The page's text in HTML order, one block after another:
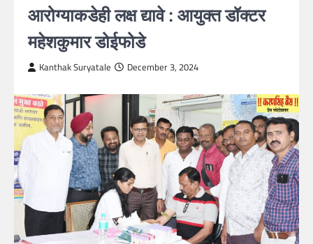
आरोग्याकडेही लक्ष द्यावे : आयुक्त डॉक्टर
महेशकुमार डोईफोडे
Kanthak Suryatale December 3, 2024